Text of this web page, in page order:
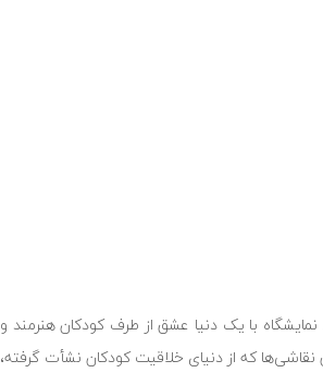
است؟ این نمایشگاه با یک دنیا عشق از طرف کودکان هنرمند و
نقاشی‌ها که از دنیای خلاقیت کودکان نشأت گرفته،